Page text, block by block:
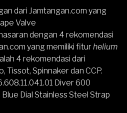
dari Jamtangan.com yang
Valve
dengan 4 rekomendasi
yang memiliki fitur helium
4 rekomendasi dari
Tissot, Spinnaker dan CCP.
Diver 600
Dial Stainless Steel Strap